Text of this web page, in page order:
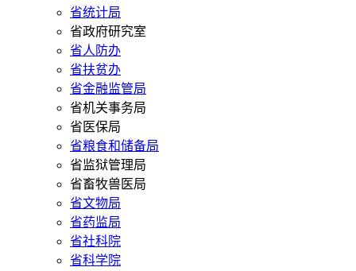
省统计局
省政府研究室
省人防办
省扶贫办
省金融监管局
省机关事务局
省医保局
省粮食和储备局
省监狱管理局
省畜牧兽医局
省文物局
省药监局
省社科院
省科学院